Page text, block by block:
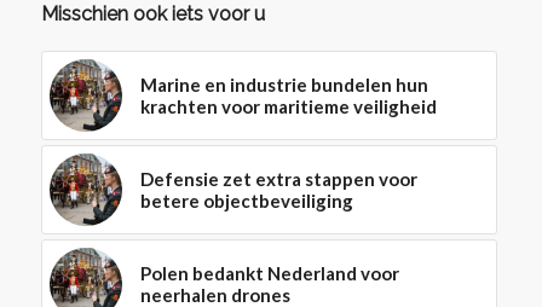
Misschien ook iets voor u
Marine en industrie bundelen hun
krachten voor maritieme veiligheid
Defensie zet extra stappen voor
betere objectbeveiliging
Polen bedankt Nederland voor
neerhalen drones